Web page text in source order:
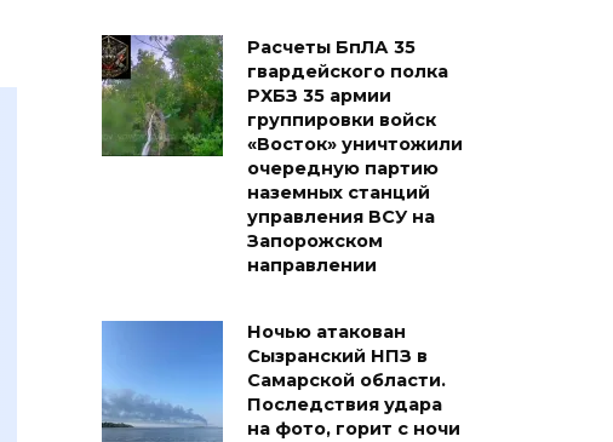
Расчеты БпЛА 35
гвардейского полка
РХБЗ 35 армии
группировки войск
«Восток» уничтожили
очередную партию
наземных станций
управления ВСУ на
Запорожском
направлении
Ночью атакован
Сызранский НПЗ в
Самарской области.
Последствия удара
на фото, горит с ночи